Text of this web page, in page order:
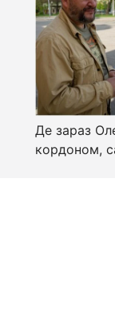
Де зараз
кордоном,